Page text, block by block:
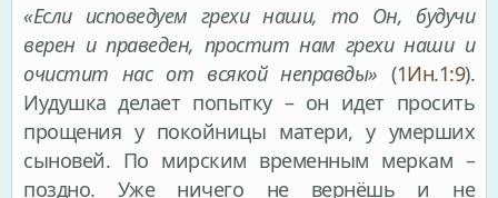
«Если исповедуем грехи наши, то Он, будучи
верен и праведен, простит нам грехи наши и
очистит нас от всякой неправды» (1Ин.1:9).
Иудушка делает попытку – он идет просить
прощения у покойницы матери, у умерших
сыновей. По мирским временным меркам –
поздно. Уже ничего не вернёшь и не